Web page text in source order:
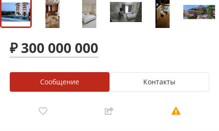
₽ 300 000 000
Сообщение Контакты